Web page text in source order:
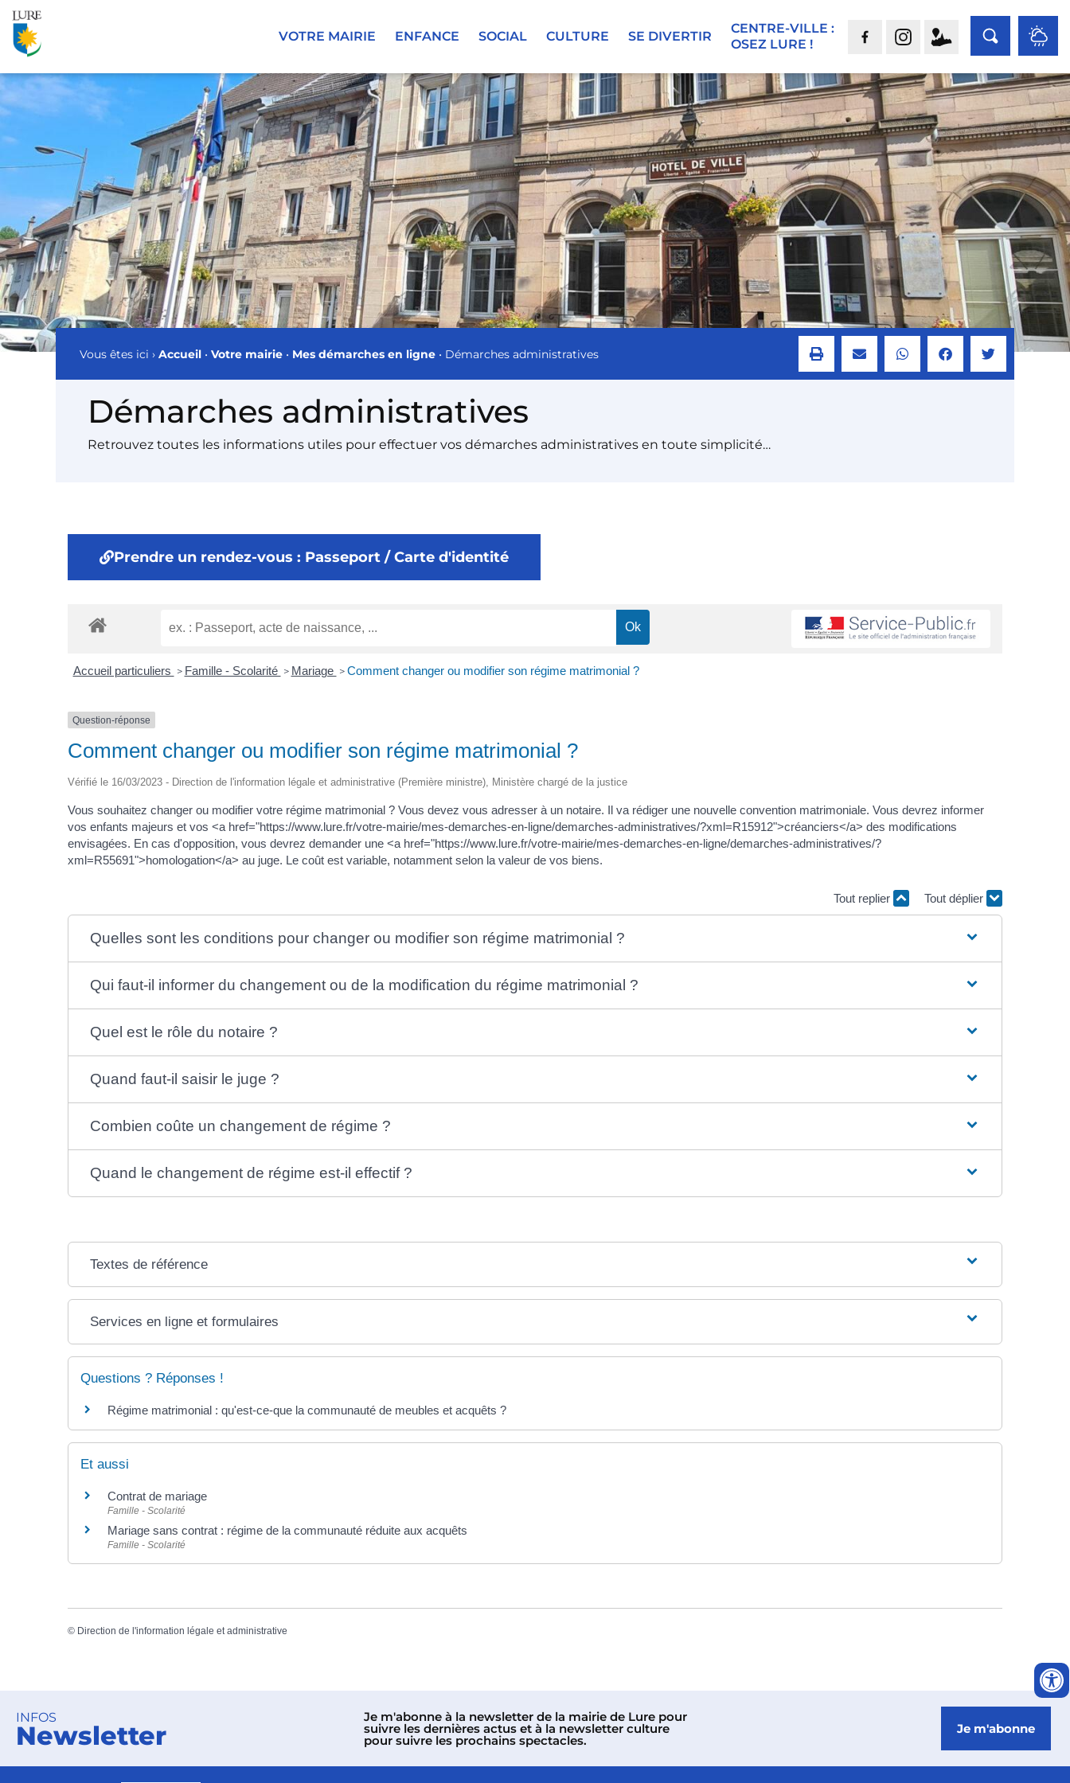
VOTRE MAIRIE ENFANCE SOCIAL CULTURE SE DIVERTIR
CENTRE-VILLE :
OSEZ LURE !
Vous êtes ici › Accueil • Votre mairie • Mes démarches en ligne • Démarches administratives
Démarches administratives
Retrouvez toutes les informations utiles pour effectuer vos démarches administratives en toute simplicité…
Prendre un rendez-vous : Passeport / Carte d'identité
Accueil particuliers > Famille - Scolarité > Mariage > Comment changer ou modifier son régime matrimonial ?
Question-réponse
Comment changer ou modifier son régime matrimonial ?
Vérifié le 16/03/2023 - Direction de l'information légale et administrative (Première ministre), Ministère chargé de la justice
Vous souhaitez changer ou modifier votre régime matrimonial ? Vous devez vous adresser à un notaire. Il va rédiger une nouvelle convention matrimoniale. Vous devrez informer
vos enfants majeurs et vos <a href="https://www.lure.fr/votre-mairie/mes-demarches-en-ligne/demarches-administratives/?xml=R15912">créanciers</a> des modifications
envisagées. En cas d'opposition, vous devrez demander une <a href="https://www.lure.fr/votre-mairie/mes-demarches-en-ligne/demarches-administratives/?
xml=R55691">homologation</a> au juge. Le coût est variable, notamment selon la valeur de vos biens.
Tout replier Tout déplier
Quelles sont les conditions pour changer ou modifier son régime matrimonial ?
Qui faut-il informer du changement ou de la modification du régime matrimonial ?
Quel est le rôle du notaire ?
Quand faut-il saisir le juge ?
Combien coûte un changement de régime ?
Quand le changement de régime est-il effectif ?
Textes de référence
Services en ligne et formulaires
Questions ? Réponses !
Régime matrimonial : qu'est-ce-que la communauté de meubles et acquêts ?
Et aussi
Contrat de mariage
Famille - Scolarité
Mariage sans contrat : régime de la communauté réduite aux acquêts
Famille - Scolarité
© Direction de l'information légale et administrative
INFOS
Newsletter
Je m'abonne à la newsletter de la mairie de Lure pour
suivre les dernières actus et à la newsletter culture
pour suivre les prochains spectacles.
Je m'abonne
Panneau de gestion des cookies